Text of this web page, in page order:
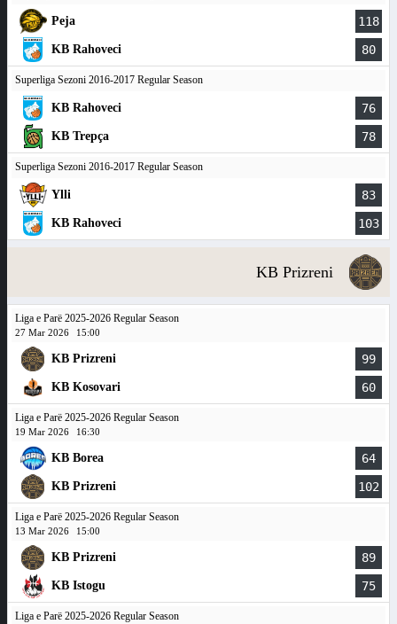
Peja 118
KB Rahoveci 80
Superliga Sezoni 2016-2017 Regular Season
KB Rahoveci 76
KB Trepça 78
Superliga Sezoni 2016-2017 Regular Season
Ylli 83
KB Rahoveci 103
KB Prizreni
Liga e Parë 2025-2026 Regular Season
27 Mar 2026 15:00
KB Prizreni 99
KB Kosovari 60
Liga e Parë 2025-2026 Regular Season
19 Mar 2026 16:30
KB Borea 64
KB Prizreni 102
Liga e Parë 2025-2026 Regular Season
13 Mar 2026 15:00
KB Prizreni 89
KB Istogu 75
Liga e Parë 2025-2026 Regular Season